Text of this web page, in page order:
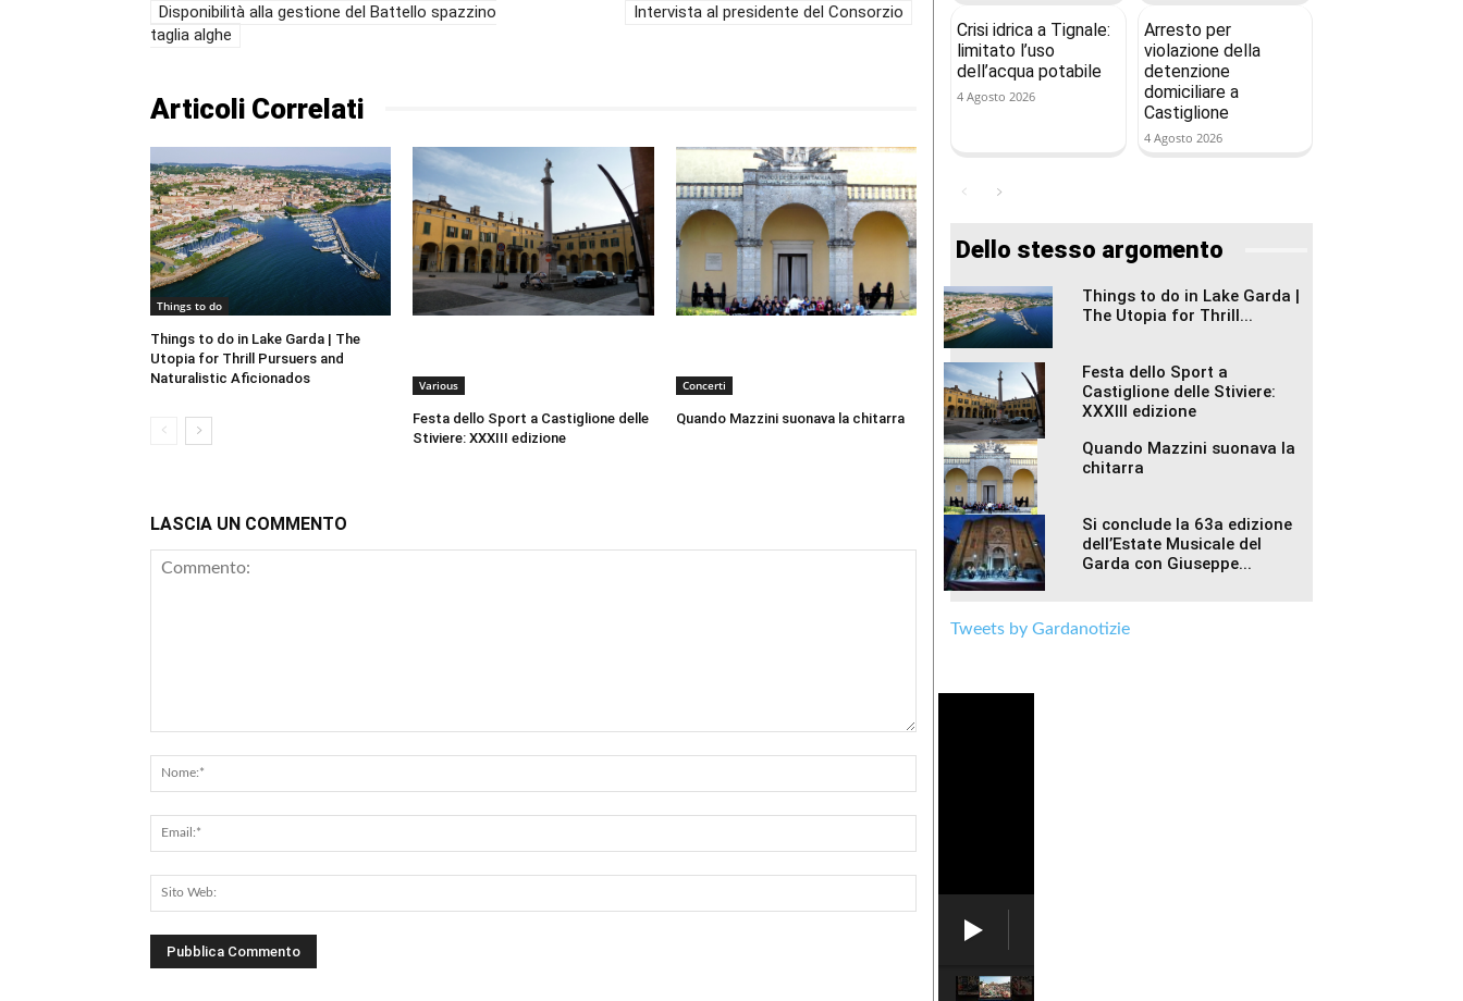
Disponibilità alla gestione del Battello spazzino
taglia alghe
Intervista al presidente del Consorzio
Articoli Correlati
Things to do
Things to do in Lake Garda | The
Utopia for Thrill Pursuers and
Naturalistic Aficionados
Various
Festa dello Sport a Castiglione delle
Stiviere: XXXIII edizione
Concerti
Quando Mazzini suonava la chitarra
LASCIA UN COMMENTO
Crisi idrica a Tignale:
limitato l’uso
dell’acqua potabile
4 Agosto 2026
Arresto per
violazione della
detenzione
domiciliare a
Castiglione
4 Agosto 2026
Dello stesso argomento
Things to do in Lake Garda |
The Utopia for Thrill...
Festa dello Sport a
Castiglione delle Stiviere:
XXXIII edizione
Quando Mazzini suonava la
chitarra
Si conclude la 63a edizione
dell’Estate Musicale del
Garda con Giuseppe...
Tweets by Gardanotizie